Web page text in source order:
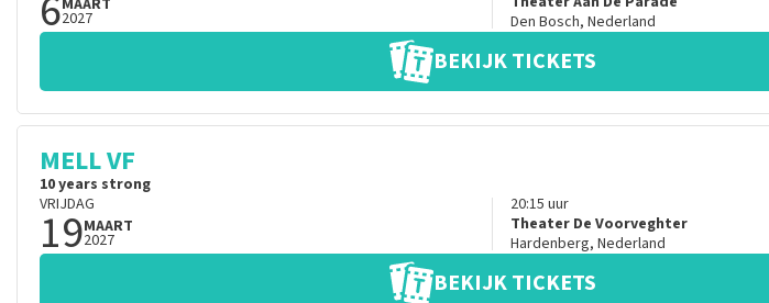
MAART
2027
Den Bosch, Nederland
BEKIJK TICKETS
MELL VF
10 years strong
VRIJDAG
19MAART
2027
20:15 uur
Theater De Voorveghter
Hardenberg, Nederland
BEKIJK TICKETS